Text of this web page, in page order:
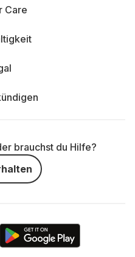
Care
brauchst du Hilfe?